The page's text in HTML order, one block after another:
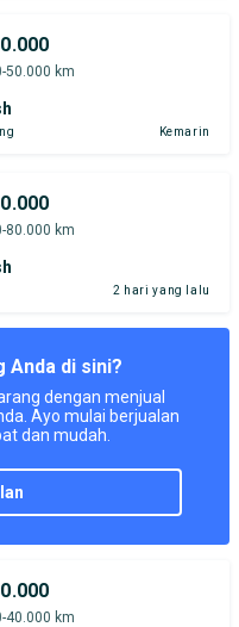
50.000 km
Kemarin
80.000 km
2 hari yang lalu
Anda di sini?
dengan menjual
Ayo mulai berjualan
dan mudah.
40.000 km